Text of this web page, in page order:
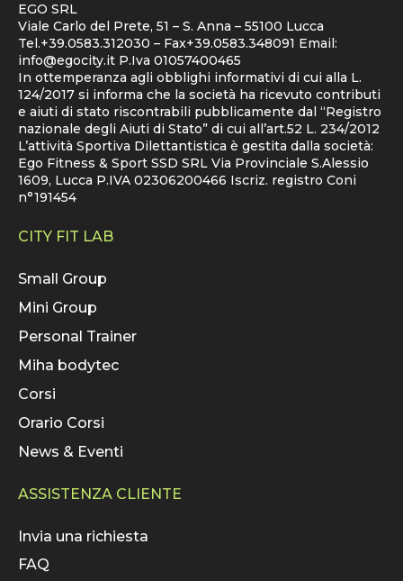
EGO SRL
Viale Carlo del Prete, 51 – S. Anna – 55100 Lucca
Tel.+39.0583.312030 – Fax+39.0583.348091 Email:
info@egocity.it P.Iva 01057400465
In ottemperanza agli obblighi informativi di cui alla L.
124/2017 si informa che la società ha ricevuto contributi
e aiuti di stato riscontrabili pubblicamente dal “Registro
nazionale degli Aiuti di Stato” di cui all’art.52 L. 234/2012
L’attività Sportiva Dilettantistica è gestita dalla società:
Ego Fitness & Sport SSD SRL Via Provinciale S.Alessio
1609, Lucca P.IVA 02306200466 Iscriz. registro Coni
n°191454
CITY FIT LAB
Small Group
Mini Group
Personal Trainer
Miha bodytec
Corsi
Orario Corsi
News & Eventi
ASSISTENZA CLIENTE
Invia una richiesta
FAQ